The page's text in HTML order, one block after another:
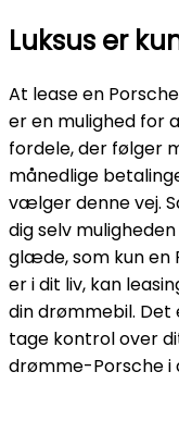
Luksus er
At lease en
er en mulighed for
fordele, der følger
månedlige
vælger denne vej.
dig selv
glæde, som kun en
er i dit liv, kan
din drømmebil.
tage kontrol over
drømme-Porsche i